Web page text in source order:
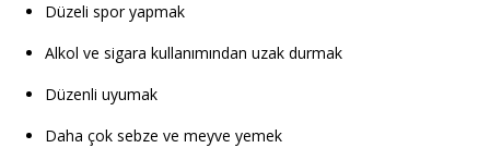
Düzeli spor yapmak
Alkol ve sigara kullanımından uzak durmak
Düzenli uyumak
Daha çok sebze ve meyve yemek